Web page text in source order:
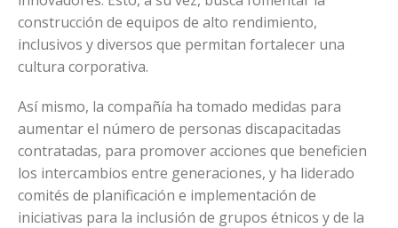
construcción de equipos de alto rendimiento,
inclusivos y diversos que permitan fortalecer una
cultura corporativa.
Así mismo, la compañía ha tomado medidas para
aumentar el número de personas discapacitadas
contratadas, para promover acciones que beneficien
los intercambios entre generaciones, y ha liderado
comités de planificación e implementación de
iniciativas para la inclusión de grupos étnicos y de la